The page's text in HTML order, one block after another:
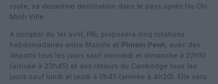
route, sa deuxième destination dans le pays après Ho Chi
Minh Ville.
A compter du 1er avril, PAL proposera cinq rotations
hebdomadaires entre Manille et Phnom Penh , avec des
départs tous les jours sauf mercredi et dimanche à 22h10
(arrivée à 23h45) et des retours du Cambodge tous les
jours sauf lundi et jeudi à 0h45 (arrivée à 4h20). Elle sera